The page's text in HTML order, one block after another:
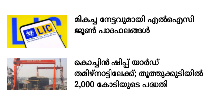
മികച്ച നേട്ടവുമായി എൽഐസി
ജൂൺ പാദഫലങ്ങൾ
കൊച്ചിന്‍ ഷിപ്പ് യാർഡ്
തമിഴ്നാട്ടിലേക്ക്; തൂത്തുക്കുടിയിൽ
2,000 കോടിയുടെ പദ്ധതി